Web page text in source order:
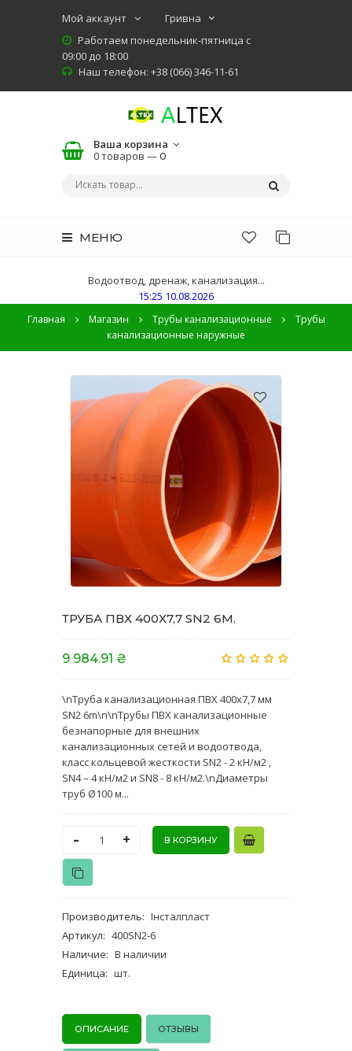
Мой аккаунт
Работаем понедельник-пятница с
09:00 до 18:00
Наш телефон: +38 (066) 346-11-61
Ваша корзина
0 товаров —0
МЕНЮ
Водоотвод, дренаж, канализация...
15:25 10.08.2026
Главная Магазин Трубы канализационные
Трубы
канализационные наружные
ТРУБА ПВХ 400Х7,7 SN2 6M.
9 984.91 ₴
\nТруба канализационная ПВХ 400х7,7 мм
SN2 6m\n\nТрубы ПВХ канализационные
безнапорные для внешних
канализационных сетей и водоотвода,
класс кольцевой жесткости SN2 - 2 кН/м2 ,
SN4 – 4 кН/м2 и SN8 - 8 кН/м2.\nДиаметры
труб Ø100 м...
- +
Производитель: Інсталпласт
Артикул: 400SN2-6
Наличие: В наличии
Единица: шт.
ОПИСАНИЕ ОТЗЫВЫ